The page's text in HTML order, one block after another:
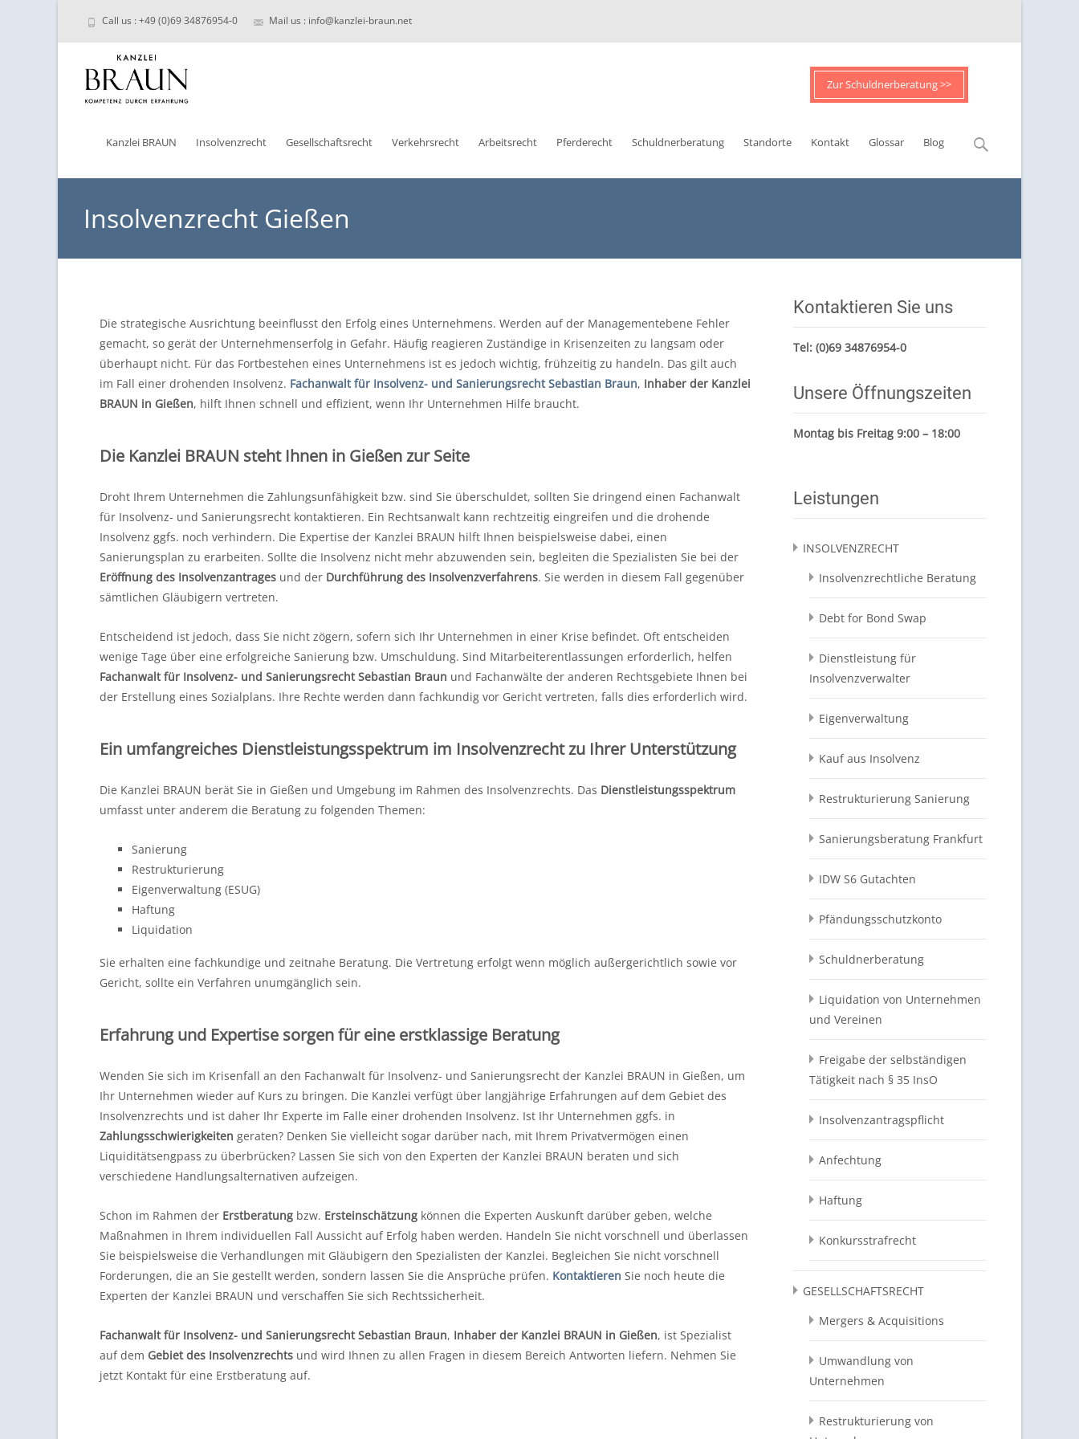
Call us : +49 (0)69 34876954-0 Mail us : info@kanzlei-braun.net
toKanzlei BRAUN Insolvenzrecht Gesellschaftsrecht Verkehrsrecht Arbeitsrecht Pferderecht Schuldnerberatung Standorte Kontakt
Zur Schuldnerberatung >>
Glossar Blog
Suchen
nach:
Insolvenzrecht Gießen
Die strategische Ausrichtung beeinflusst den Erfolg eines Unternehmens. Werden auf der Managementebene Fehler
gemacht, so gerät der Unternehmenserfolg in Gefahr. Häufig reagieren Zuständige in Krisenzeiten zu langsam oder
überhaupt nicht. Für das Fortbestehen eines Unternehmens ist es jedoch wichtig, frühzeitig zu handeln. Das gilt auch
im Fall einer drohenden Insolvenz. Fachanwalt für Insolvenz- und Sanierungsrecht Sebastian Braun, Inhaber der Kanzlei
BRAUN in Gießen, hilft Ihnen schnell und effizient, wenn Ihr Unternehmen Hilfe braucht.
Die Kanzlei BRAUN steht Ihnen in Gießen zur Seite
Droht Ihrem Unternehmen die Zahlungsunfähigkeit bzw. sind Sie überschuldet, sollten Sie dringend einen Fachanwalt
für Insolvenz- und Sanierungsrecht kontaktieren. Ein Rechtsanwalt kann rechtzeitig eingreifen und die drohende
Insolvenz ggfs. noch verhindern. Die Expertise der Kanzlei BRAUN hilft Ihnen beispielsweise dabei, einen
Sanierungsplan zu erarbeiten. Sollte die Insolvenz nicht mehr abzuwenden sein, begleiten die Spezialisten Sie bei der
Eröffnung des Insolvenzantrages und der Durchführung des Insolvenzverfahrens. Sie werden in diesem Fall gegenüber
sämtlichen Gläubigern vertreten.
Entscheidend ist jedoch, dass Sie nicht zögern, sofern sich Ihr Unternehmen in einer Krise befindet. Oft entscheiden
wenige Tage über eine erfolgreiche Sanierung bzw. Umschuldung. Sind Mitarbeiterentlassungen erforderlich, helfen
Fachanwalt für Insolvenz- und Sanierungsrecht Sebastian Braun und Fachanwälte der anderen Rechtsgebiete Ihnen bei
der Erstellung eines Sozialplans. Ihre Rechte werden dann fachkundig vor Gericht vertreten, falls dies erforderlich wird.
Ein umfangreiches Dienstleistungsspektrum im Insolvenzrecht zu Ihrer Unterstützung
Die Kanzlei BRAUN berät Sie in Gießen und Umgebung im Rahmen des Insolvenzrechts. Das Dienstleistungsspektrum
umfasst unter anderem die Beratung zu folgenden Themen:
Sanierung
Restrukturierung
Eigenverwaltung (ESUG)
Haftung
Liquidation
Sie erhalten eine fachkundige und zeitnahe Beratung. Die Vertretung erfolgt wenn möglich außergerichtlich sowie vor
Gericht, sollte ein Verfahren unumgänglich sein.
Erfahrung und Expertise sorgen für eine erstklassige Beratung
Wenden Sie sich im Krisenfall an den Fachanwalt für Insolvenz- und Sanierungsrecht der Kanzlei BRAUN in Gießen, um
Ihr Unternehmen wieder auf Kurs zu bringen. Die Kanzlei verfügt über langjährige Erfahrungen auf dem Gebiet des
Insolvenzrechts und ist daher Ihr Experte im Falle einer drohenden Insolvenz. Ist Ihr Unternehmen ggfs. in
Zahlungsschwierigkeiten geraten? Denken Sie vielleicht sogar darüber nach, mit Ihrem Privatvermögen einen
Liquiditätsengpass zu überbrücken? Lassen Sie sich von den Experten der Kanzlei BRAUN beraten und sich
verschiedene Handlungsalternativen aufzeigen.
Schon im Rahmen der Erstberatung bzw. Ersteinschätzung können die Experten Auskunft darüber geben, welche
Maßnahmen in Ihrem individuellen Fall Aussicht auf Erfolg haben werden. Handeln Sie nicht vorschnell und überlassen
Sie beispielsweise die Verhandlungen mit Gläubigern den Spezialisten der Kanzlei. Begleichen Sie nicht vorschnell
Forderungen, die an Sie gestellt werden, sondern lassen Sie die Ansprüche prüfen. Kontaktieren Sie noch heute die
Experten der Kanzlei BRAUN und verschaffen Sie sich Rechtssicherheit.
Fachanwalt für Insolvenz- und Sanierungsrecht Sebastian Braun, Inhaber der Kanzlei BRAUN in Gießen, ist Spezialist
auf dem Gebiet des Insolvenzrechts und wird Ihnen zu allen Fragen in diesem Bereich Antworten liefern. Nehmen Sie
jetzt Kontakt für eine Erstberatung auf.
Kontaktieren Sie uns
Tel: (0)69 34876954-0
Unsere Öffnungszeiten
Montag bis Freitag 9:00 – 18:00
Leistungen
INSOLVENZRECHT
Insolvenzrechtliche Beratung
Debt for Bond Swap
Dienstleistung für
Insolvenzverwalter
Eigenverwaltung
Kauf aus Insolvenz
Restrukturierung Sanierung
Sanierungsberatung Frankfurt
IDW S6 Gutachten
Pfändungsschutzkonto
Schuldnerberatung
Liquidation von Unternehmen
und Vereinen
Freigabe der selbständigen
Tätigkeit nach § 35 InsO
Insolvenzantragspflicht
Anfechtung
Haftung
Konkursstrafrecht
GESELLSCHAFTSRECHT
Mergers & Acquisitions
Umwandlung von
Unternehmen
Restrukturierung von